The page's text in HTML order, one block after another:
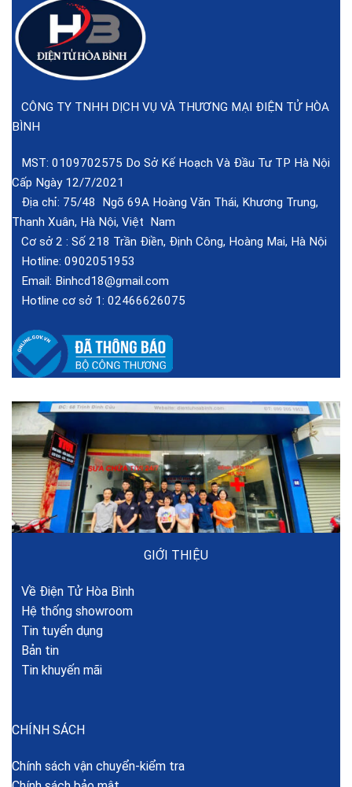
CÔNG TY TNHH DỊCH VỤ VÀ THƯƠNG MẠI ĐIỆN TỬ HÒA
BÌNH
MST: 0109702575 Do Sở Kế Hoạch Và Đầu Tư TP Hà Nội
Cấp Ngày 12/7/2021
Địa chỉ: 75/48 Ngõ 69A Hoàng Văn Thái, Khương Trung,
Thanh Xuân, Hà Nội, Việt Nam
Cơ sở 2 : Số 218 Trần Điền, Định Công, Hoàng Mai, Hà Nội
Hotline: 0902051953
Email: Binhcd18@gmail.com
Hotline cơ sở 1: 02466626075
GIỚI THIỆU
Về Điện Tử Hòa Bình
Hệ thống showroom
Tin tuyển dụng
Bản tin
Tin khuyến mãi
CHÍNH SÁCH
Chính sách vận chuyển-kiểm tra